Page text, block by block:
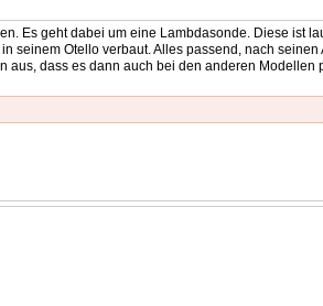
Es geht dabei um eine Lambdasonde. Diese ist
Otello verbaut. Alles passend, nach
dass es dann auch bei den anderen